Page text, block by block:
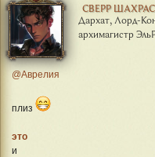
СВЕРР
Дархат, Лорд-
архимагистр
@Аврелия
плиз
это
и